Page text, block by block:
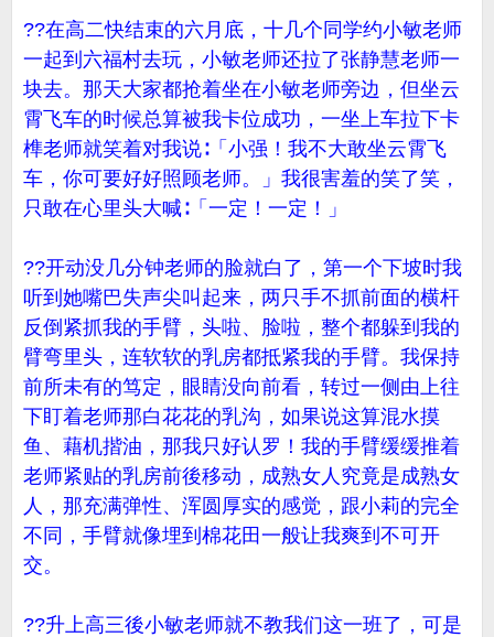
??在高二快结束的六月底，十几个同学约小敏老师
一起到六福村去玩，小敏老师还拉了张静慧老师一
块去。那天大家都抢着坐在小敏老师旁边，但坐云
霄飞车的时候总算被我卡位成功，一坐上车拉下卡
榫老师就笑着对我说∶「小强！我不大敢坐云霄飞
车，你可要好好照顾老师。」我很害羞的笑了笑，
只敢在心里头大喊∶「一定！一定！」
??开动没几分钟老师的脸就白了，第一个下坡时我
听到她嘴巴失声尖叫起来，两只手不抓前面的横杆
反倒紧抓我的手臂，头啦、脸啦，整个都躲到我的
臂弯里头，连软软的乳房都抵紧我的手臂。我保持
前所未有的笃定，眼睛没向前看，转过一侧由上往
下盯着老师那白花花的乳沟，如果说这算混水摸
鱼、藉机揩油，那我只好认罗！我的手臂缓缓推着
老师紧贴的乳房前後移动，成熟女人究竟是成熟女
人，那充满弹性、浑圆厚实的感觉，跟小莉的完全
不同，手臂就像埋到棉花田一般让我爽到不可开
交。
??升上高三後小敏老师就不教我们这一班了，可是